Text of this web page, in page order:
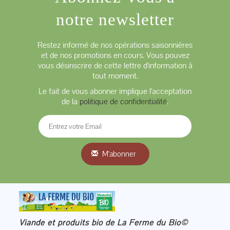
notre newsletter
Restez informé de nos opérations saisonnières
et de nos promotions en cours. Vous pouvez
vous désinscrire de cette lettre d'information à
tout moment.
Le fait de vous abonner implique l'acceptation
de la politique de confidentialité.
M'abonner
Viande et produits bio de La Ferme du Bio©